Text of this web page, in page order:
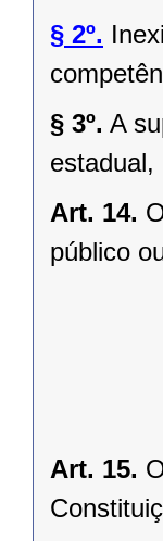
§ 2º.
§ 3º. A
estadual,
Art. 14.
público
Art. 15.